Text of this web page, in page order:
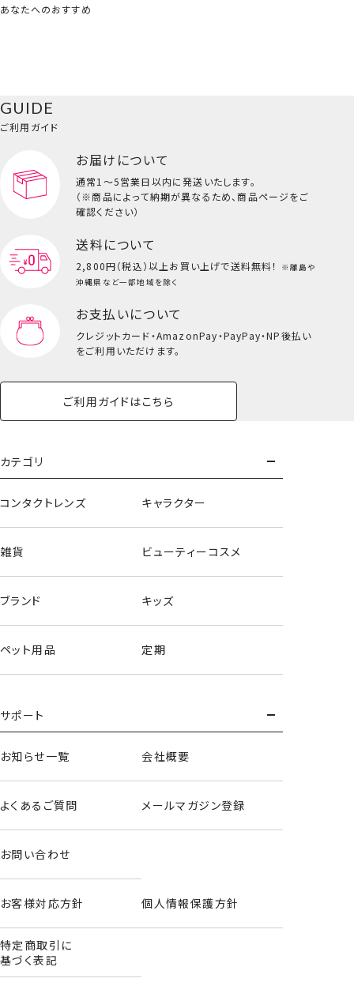
あなたへのおすすめ
GUIDE
ご利用ガイド
お届けについて
通常1～5営業日以内に発送いたします。
（※商品によって納期が異なるため、商品ページをご
確認ください）
送料について
2,800円（税込）以上お買い上げで送料無料！
※離島や
沖縄県など一部地域を除く
お支払いについて
クレジットカード・AmazonPay・PayPay・NP後払い
をご利用いただけます。
ご利用ガイドはこちら
カテゴリ
コンタクトレンズ キャラクター
雑貨 ビューティーコスメ
ブランド キッズ
ペット用品 定期
サポート
お知らせ一覧 会社概要
よくあるご質問 メールマガジン登録
お問い合わせ
お客様対応方針 個人情報保護方針
特定商取引に
基づく表記